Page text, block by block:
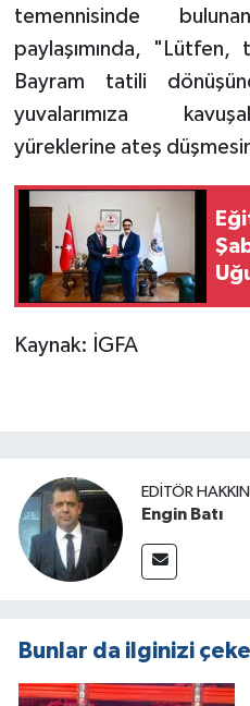
temennisinde
paylaşımında, "Lütfen,
Bayram tatili
yuvalarımıza
yüreklerine ateş
Kaynak: İGFA
EDITÖR
Engin Batı
Bunlar da ilginizi